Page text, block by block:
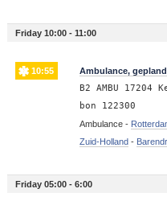
Friday 10:00 - 11:00
10:55 Ambulance,
B2 AMBU 17204
bon 122300
Ambulance -
Zuid-Holland -
Friday 05:00 - 6:00